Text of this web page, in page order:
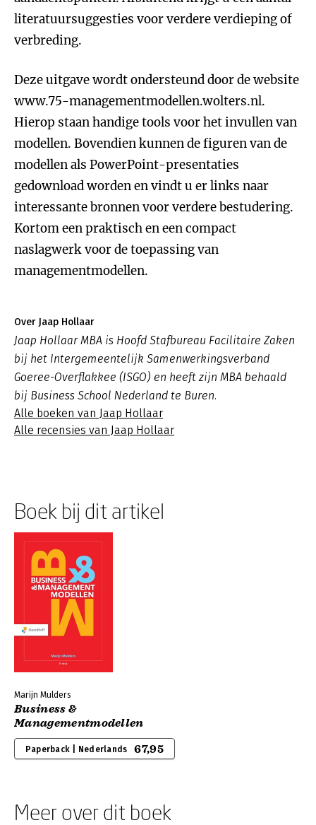
literatuursuggesties voor verdere verdieping of
verbreding.
Deze uitgave wordt ondersteund door de website
www.75-managementmodellen.wolters.nl.
Hierop staan handige tools voor het invullen van
modellen. Bovendien kunnen de figuren van de
modellen als PowerPoint-presentaties
gedownload worden en vindt u er links naar
interessante bronnen voor verdere bestudering.
Kortom een praktisch en een compact
naslagwerk voor de toepassing van
managementmodellen.
Over Jaap Hollaar
Jaap Hollaar MBA is Hoofd Stafbureau Facilitaire Zaken
bij het Intergemeentelijk Samenwerkingsverband
Goeree-Overflakkee (ISGO) en heeft zijn MBA behaald
bij Business School Nederland te Buren.
Alle boeken van Jaap Hollaar
Alle recensies van Jaap Hollaar
Boek bij dit artikel
Marijn Mulders
Business &
Managementmodellen
Paperback | Nederlands 67,95
Meer over dit boek